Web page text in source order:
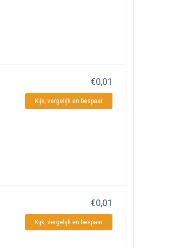
€0,01
Kijk, vergelijk en bespaar
€0,01
Kijk, vergelijk en bespaar